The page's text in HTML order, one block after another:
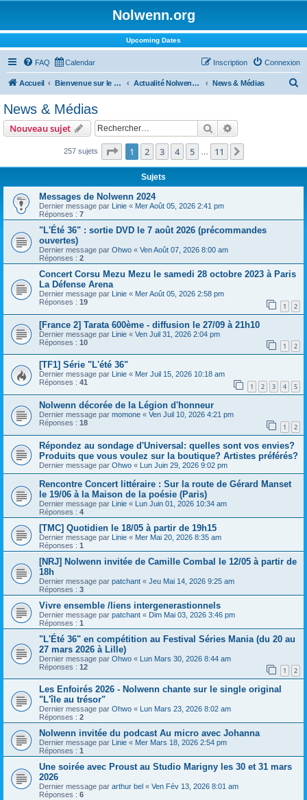
Nolwenn.org
Upcoming Dates
FAQ Calendar Connexion
Inscription
Accueil Bienvenue sur le forum ! Actualité Nolwenn Leroy News & Médias
News & Médias
Nouveau sujet Rechercher
257 sujets Page 1sur11
1 2 3 4 5 11
Sujets
Messages de Nolwenn 2024
Dernier message par Linie « Mer Août 05, 2026 2:41 pm
Réponses : 7
"L'Été 36" : sortie DVD le 7 août 2026 (précommandes
ouvertes)
Dernier message par Ohwo « Ven Août 07, 2026 8:00 am
Réponses : 2
Concert Corsu Mezu Mezu le samedi 28 octobre 2023 à Paris
La Défense Arena
Dernier message par Linie « Mer Août 05, 2026 2:58 pm
Réponses : 19 1 2
[France 2] Tarata 600ème - diffusion le 27/09 à 21h10
Dernier message par Linie « Ven Juil 31, 2026 2:04 pm
Réponses : 10 1 2
[TF1] Série "L'été 36"
Dernier message par Linie « Mer Juil 15, 2026 10:18 am
Réponses : 41 1 2 3 4 5
Nolwenn décorée de la Légion d'honneur
Dernier message par momone « Ven Juil 10, 2026 4:21 pm
Réponses : 18 1 2
Répondez au sondage d'Universal: quelles sont vos envies?
Produits que vous voulez sur la boutique? Artistes préférés?
Dernier message par Ohwo « Lun Juin 29, 2026 9:02 pm
Rencontre Concert littéraire : Sur la route de Gérard Manset
le 19/06 à la Maison de la poésie (Paris)
Dernier message par Linie « Lun Juin 01, 2026 10:34 am
Réponses : 4
[TMC] Quotidien le 18/05 à partir de 19h15
Dernier message par Linie « Mer Mai 20, 2026 8:35 am
Réponses : 1
[NRJ] Nolwenn invitée de Camille Combal le 12/05 à partir de
18h
Dernier message par patchant « Jeu Mai 14, 2026 9:25 am
Réponses : 3
Vivre ensemble /liens intergenerastionnels
Dernier message par patchant « Dim Mai 03, 2026 3:46 pm
Réponses : 1
"L'Été 36" en compétition au Festival Séries Mania (du 20 au
27 mars 2026 à Lille)
Dernier message par Ohwo « Lun Mars 30, 2026 8:44 am
Réponses : 12 1 2
Les Enfoirés 2026 - Nolwenn chante sur le single original
"L'île au trésor"
Dernier message par Ohwo «
Lun Mars 23, 2026 8:02 am
Réponses : 2
Nolwenn invitée du podcast Au micro avec Johanna
Dernier message par Linie « Mer Mars 18, 2026 2:54 pm
Réponses : 1
Une soirée avec Proust au Studio Marigny les 30 et 31 mars
2026
Dernier message par arthur bel « Ven Fév 13, 2026 8:01 am
Réponses : 6